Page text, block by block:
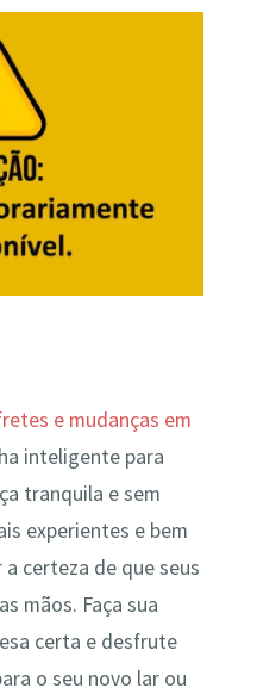
e mudanças em
inteligente para
tranquila e sem
experientes e bem
certeza de que seus
mãos. Faça sua
certa e desfrute
o seu novo lar ou